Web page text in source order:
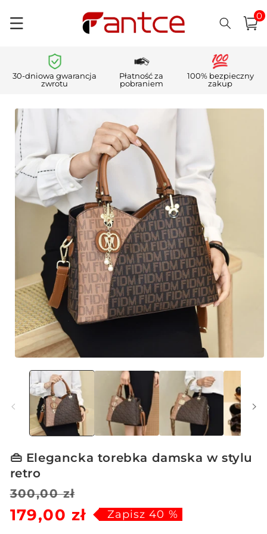
do
treści
Koszyk
0
30-dniowa gwarancja
zwrotu
Płatność za
pobraniem
100% bezpieczny
zakup
aby
przejść do
informacji
produkcie
multimedia
oknie
modalnym
👜 Elegancka torebka damska w stylu
retro
179,00 zł
Cena
regularna
300,00 zł
Cena
sprzedaży
Zapisz 40 %